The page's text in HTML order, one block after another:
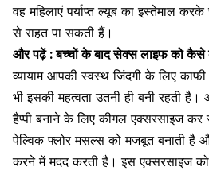
वह महिलाएं पर्याप्त ल्यूब का इस्तेमाल
से राहत पा सकती हैं।
और पढ़ें :बच्चों के बाद सेक्स लाइफ को कैसे
व्यायाम आपकी स्वस्थ जिंदगी के लिए
भी इसकी महत्वता उतनी ही बनी रहती
हैप्पी बनाने के लिए कीगल एक्सरसाइज
पेल्विक फ्लोर मसल्स को मजबूत बनाती
करने में मदद करती है। इस एक्सरसाइज